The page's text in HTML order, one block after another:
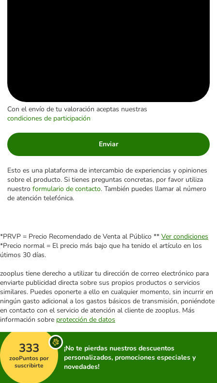
Con el envío de tu valoración aceptas nuestras
condiciones de participación
Enviar
Esto es una plataforma de intercambio de experiencias y opiniones
sobre el producto. Si tienes preguntas concretas, por favor utiliza
nuestro formulario de contacto. También puedes llamar al número
de atención telefónica.
*PRVP = Precio Recomendado de Venta al Público ** Ver condiciones
*Precio normal = El precio más bajo que ha tenido el artículo en los
útimos 30 días.
zooplus tiene derecho a utilizar tu dirección de correo electrónico para
enviarte publicidad directa sobre sus propios productos o servicios
similares. Puedes oponerte a ello en cualquier momento, sin incurrir en
ningún gasto adicional a los gastos básicos de transmisión, poniéndote
en contacto con el servicio de atención al cliente de zooplus. Más
información sobre protección de datos
333
zooPuntos por
suscribirte
¡No te pierdas nuestros descuentos
personalizados, promociones especiales y
novedades!